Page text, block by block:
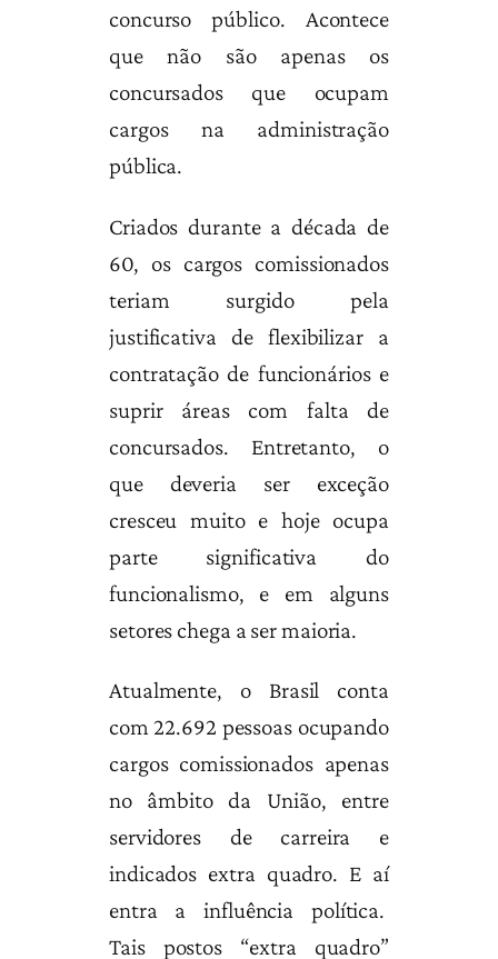
concurso público. Acontece
que não são apenas os
concursados que ocupam
cargos na administração
pública.
Criados durante a década de
60, os cargos comissionados
teriam surgido pela
justificativa de flexibilizar a
contratação de funcionários e
suprir áreas com falta de
concursados. Entretanto, o
que deveria ser exceção
cresceu muito e hoje ocupa
parte significativa do
funcionalismo, e em alguns
setores chega a ser maioria.
Atualmente, o Brasil conta
com 22.692 pessoas ocupando
cargos comissionados apenas
no âmbito da União, entre
servidores de carreira e
indicados extra quadro. E aí
entra a influência política.
Tais postos “extra quadro”